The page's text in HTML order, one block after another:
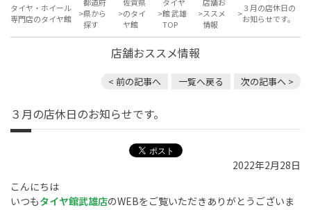
タイヤ・ホイール
専門店のタイヤ館
県から
探す
のタイ
ヤ館
館 武雄
TOP
ススメ
情報
３月の店休日の
お知らせです。
店舗おススメ情報
< 前の記事へ 一覧へ戻る 次の記事へ >
３月の店休日のお知らせです。
2022年2月28日
こんにちは
いつもタイヤ館武雄店のWEBをご覧いただきありがとうございま